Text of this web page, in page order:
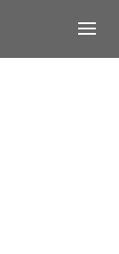
Toggle